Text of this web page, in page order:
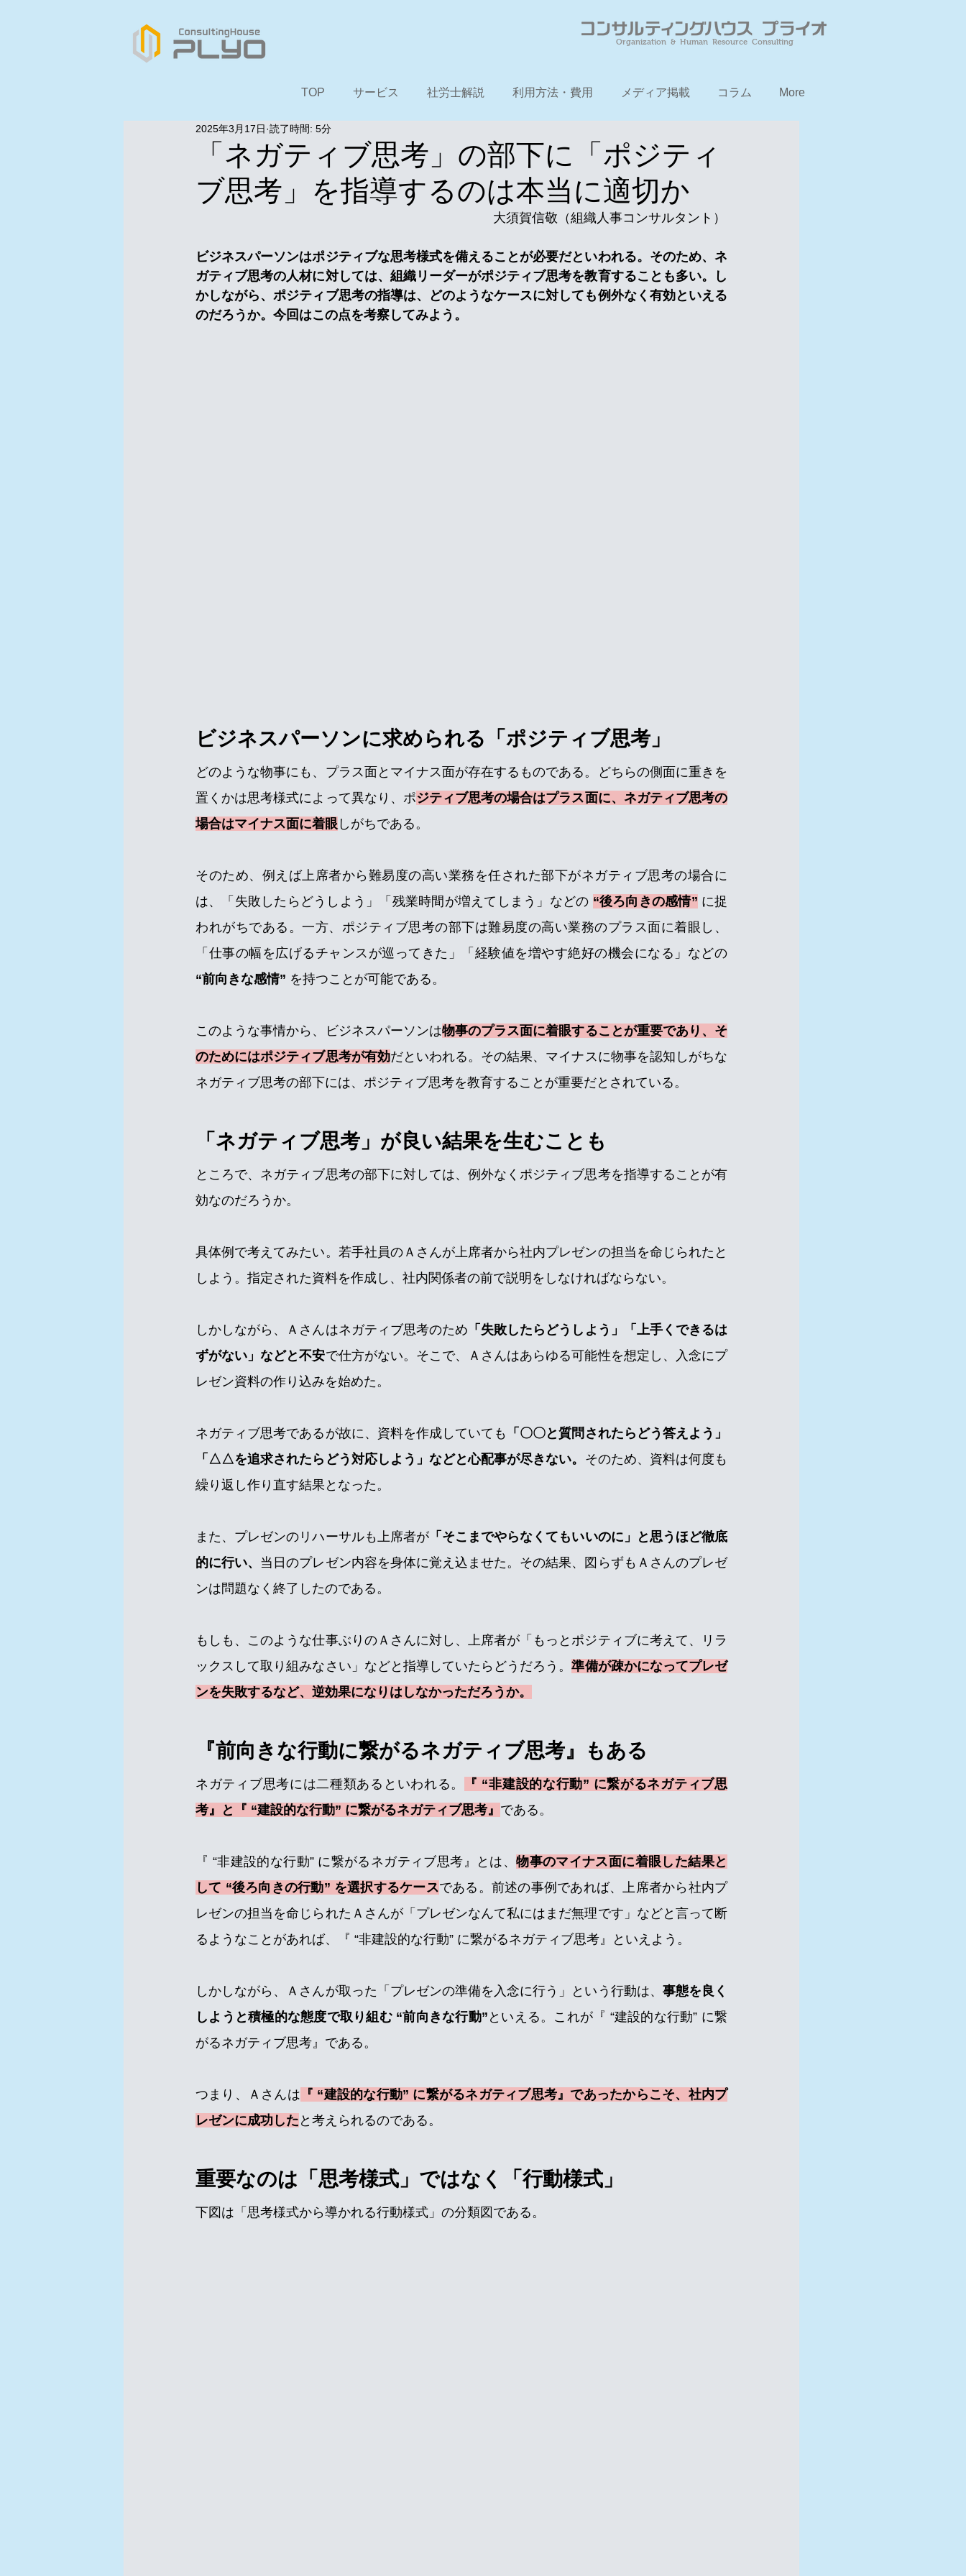
Organization & Human Resource Consulting
TOP サービス 社労士解説 利用方法・費用 メディア掲載 コラム More
「ネガティブ思考」の部下に「ポジティ
ブ思考」を指導するのは本当に適切か
2025年3月17日 読了時間: 5分
大須賀信敬（組織人事コンサルタント）
ビジネスパーソンはポジティブな思考様式を備えることが必要だといわれる。そのため、ネ
ガティブ思考の人材に対しては、組織リーダーがポジティブ思考を教育することも多い。し
かしながら、ポジティブ思考の指導は、どのようなケースに対しても例外なく有効といえる
のだろうか。今回はこの点を考察してみよう。
ビジネスパーソンに求められる「ポジティブ思考」
どのような物事にも、プラス面とマイナス面が存在するものである。どちらの側面に重きを
置くかは思考様式によって異なり、ポジティブ思考の場合はプラス面に、ネガティブ思考の
場合はマイナス面に着眼 しがちである。
そのため、例えば上席者から難易度の高い業務を任された部下がネガティブ思考の場合に
は、「失敗したらどうしよう」「残業時間が増えてしまう」などの “後ろ向きの感情” に捉
われがちである。一方、ポジティブ思考の部下は難易度の高い業務のプラス面に着眼し、
“前向きな感情” を持つことが可能である。
このような事情から、ビジネスパーソンは物事のプラス面に着眼することが重要であり、そ
のためにはポジティブ思考が有効だといわれる。その結果、マイナスに物事を認知しがちな
ネガティブ思考の部下には、ポジティブ思考を教育することが重要だとされている。
「ネガティブ思考」が良い結果を生むことも
ところで、ネガティブ思考の部下に対しては、例外なくポジティブ思考を指導することが有
効なのだろうか。
具体例で考えてみたい。若手社員のＡさんが上席者から社内プレゼンの担当を命じられたと
しよう。指定された資料を作成し、社内関係者の前で説明をしなければならない。
しかしながら、Ａさんはネガティブ思考のため 「失敗したらどうしよう」「上手くできるは
ずがない」などと不安で仕方がない。そこで、Ａさんはあらゆる可能性を想定し、入念にプ
レゼン資料の作り込みを始めた。
ネガティブ思考であるが故に、資料を作成していても
「〇〇と質問されたらどう答えよう」
「△△を追求されたらどう対応しよう」などと心配事が尽きない。 そのため、資料は何度も
繰り返し作り直す結果となった。
また、プレゼンのリハーサルも上席者が「そこまでやらなくてもいいのに」と思うほど徹底
的に行い、 当日のプレゼン内容を身体に覚え込ませた。その結果、図らずもＡさんのプレゼ
ンは問題なく終了したのである。
もしも、このような仕事ぶりのＡさんに対し、上席者が「もっとポジティブに考えて、リラ
ックスして取り組みなさい」などと指導していたらどうだろう。準備が疎かになってプレゼ
ンを失敗するなど、逆効果になりはしなかっただろうか。
『前向きな行動に繋がるネガティブ思考』もある
ネガティブ思考には二種類あるといわれる。
『 “非建設的な行動” に繋がるネガティブ思
考』と『 “建設的な行動” に繋がるネガティブ思考』 である。
『 “非建設的な行動” に繋がるネガティブ思考』とは、物事のマイナス面に着眼した結果と
して “後ろ向きの行動” を選択するケースである。前述の事例であれば、上席者から社内プ
レゼンの担当を命じられたＡさんが「プレゼンなんて私にはまだ無理です」などと言って断
るようなことがあれば、『 “非建設的な行動” に繋がるネガティブ思考』といえよう。
しかしながら、Ａさんが取った「プレゼンの準備を入念に行う」という行動は、 事態を良く
しようと積極的な態度で取り組む “前向きな行動” といえる。これが『 “建設的な行動” に繋
がるネガティブ思考』である。
つまり、Ａさんは 『 “建設的な行動” に繋がるネガティブ思考』であったからこそ、社内プ
レゼンに成功した と考えられるのである。
重要なのは「思考様式」ではなく「行動様式」
下図は「思考様式から導かれる行動様式」の分類図である。